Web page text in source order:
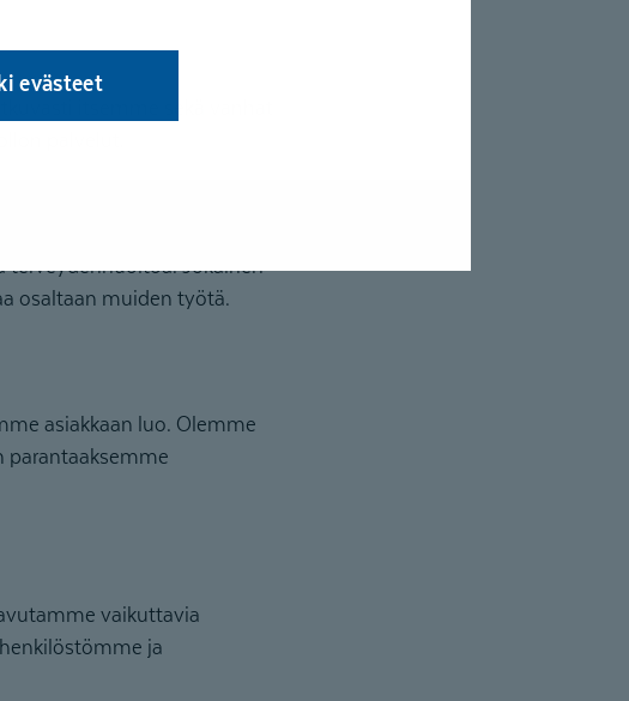
evästeet
Jokainen
osaltaan muiden työtä.
asiakkaan luo. Olemme
vaikuttavia
ja